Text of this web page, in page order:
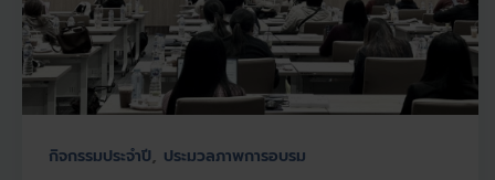
กิจกรรมประจำปี, ประมวลภาพการอบรม